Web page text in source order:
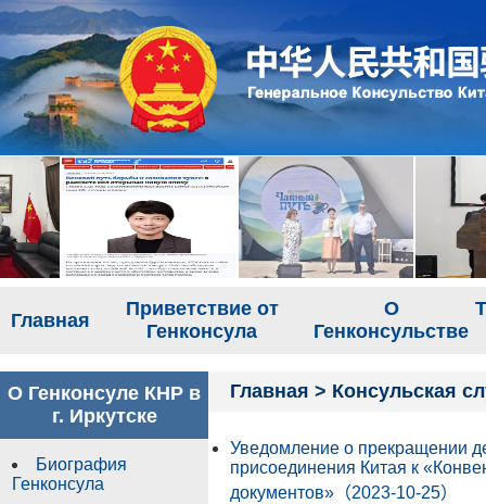
Главная
Приветствие от
Генконсула
О
Генконсульстве
О Генконсуле КНР в
г. Иркутске
Биография
Генконсула
Главная > Консульская
Уведомление о прекращении
присоединения Китая к
документов»（2023-10-25）